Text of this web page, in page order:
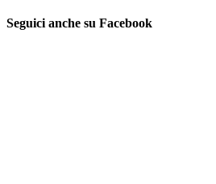
Seguici anche su Facebook